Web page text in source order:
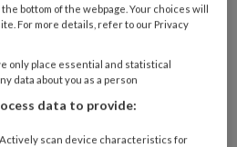
WET IKK
bottom of the webpage. Your choices will
For more details, refer to our Privacy
only place essential and statistical
data about you as a person
data to provide:
scan device characteristics for